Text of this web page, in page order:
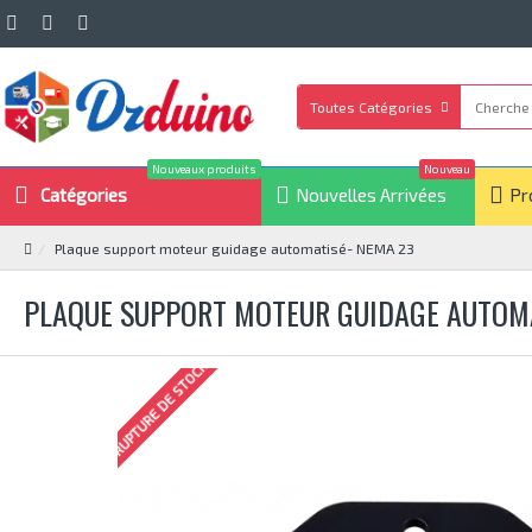
Toutes Catégories
Catégories
Nouveaux produits
Nouvelles Arrivées
Nouveau
Plaque support moteur guidage automatisé- NEMA 23
PLAQUE SUPPORT MOTEUR GUIDAGE
RUPTURE DE STOCK